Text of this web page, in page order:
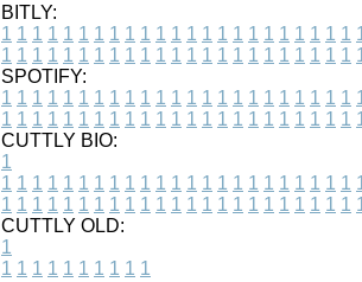
BITLY:
1 1 1 1 1 1 1 1 1 1 1 1 1 1 1 1 1 1 1 1 1 1 1
1 1 1 1 1 1 1 1 1 1 1 1 1 1 1 1 1 1 1 1 1 1 1
SPOTIFY:
1 1 1 1 1 1 1 1 1 1 1 1 1 1 1 1 1 1 1 1 1 1 1
1 1 1 1 1 1 1 1 1 1 1 1 1 1 1 1 1 1 1 1 1 1 1
CUTTLY BIO:
1
1 1 1 1 1 1 1 1 1 1 1 1 1 1 1 1 1 1 1 1 1 1 1
1 1 1 1 1 1 1 1 1 1 1 1 1 1 1 1 1 1 1 1 1 1 1
CUTTLY OLD:
1
1 1 1 1 1 1 1 1 1 1